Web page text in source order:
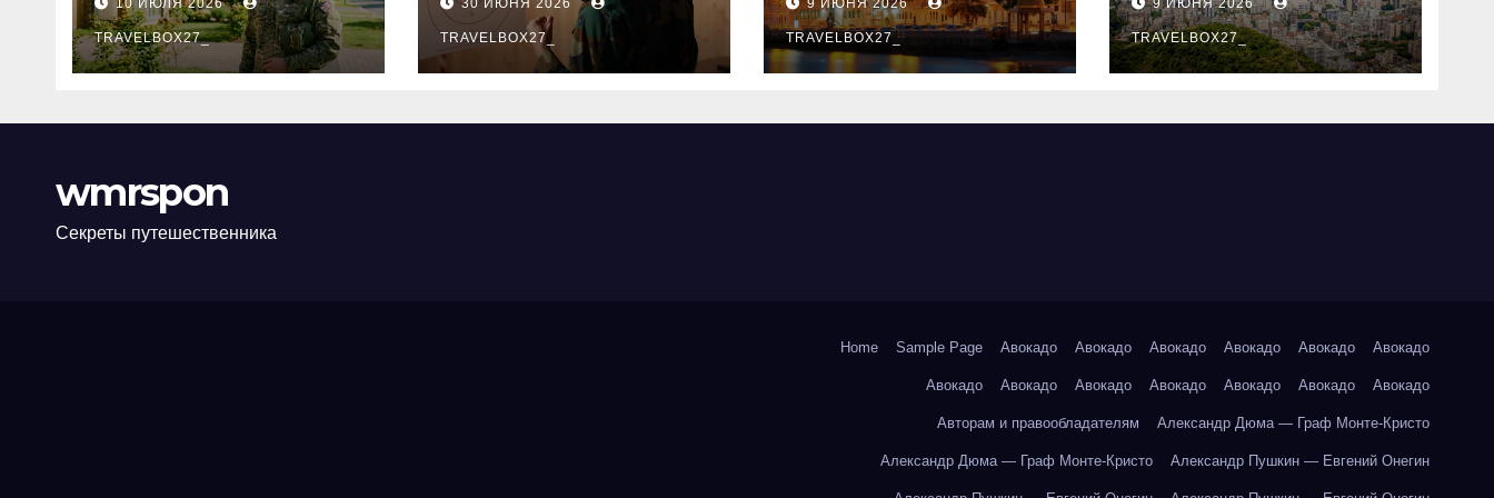
программе НИС и
перечень
аккредитованных
10 ИЮЛЯ 2026
TRAVELBOX27_
новый уровень
праздника и
командного духа
30 ИЮНЯ 2026
TRAVELBOX27_
9 ИЮНЯ 2026
TRAVELBOX27_
знали
9 ИЮНЯ 2026
TRAVELBOX27_
wmrspon
Секреты путешественника
Home Sample Page Авокадо Авокадо Авокадо Авокадо Авокадо Авокадо
Авокадо Авокадо Авокадо Авокадо Авокадо Авокадо Авокадо
Авторам и правообладателям Александр Дюма — Граф Монте-Кристо
Александр Дюма — Граф Монте-Кристо Александр Пушкин — Евгений Онегин